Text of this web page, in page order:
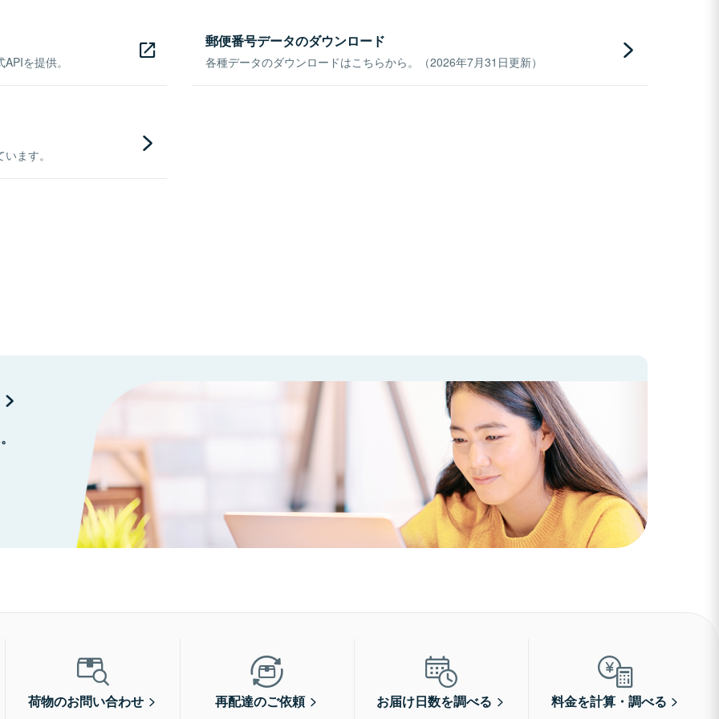
を提供。
郵便番号データのダウンロード
各種データのダウンロードはこちらから。（2026年7月31日更新）
ます。
荷物のお問い合わせ 再配達のご依頼 お届け日数を調べる 料金を計算・調べる